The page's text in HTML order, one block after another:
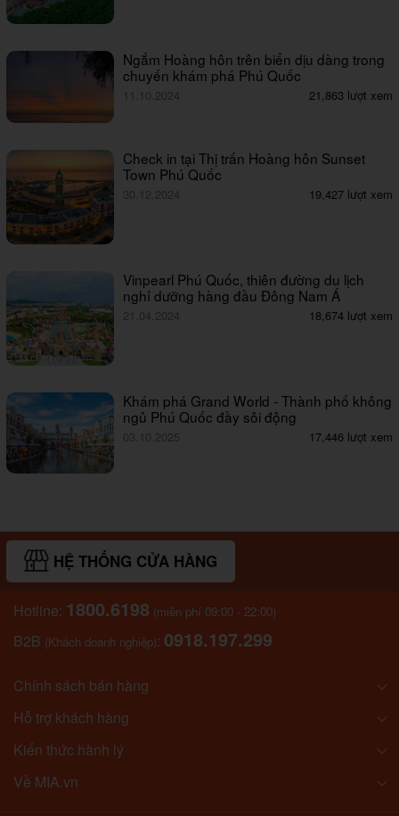
Ngắm Hoàng hôn trên biển dịu dàng trong
chuyến khám phá Phú Quốc
11.10.2024 21,863 lượt xem
Check in tại Thị trấn Hoàng hôn Sunset
Town Phú Quốc
30.12.2024 19,427 lượt xem
Vinpearl Phú Quốc, thiên đường du lịch
nghỉ dưỡng hàng đầu Đông Nam Á
21.04.2024 18,674 lượt xem
Khám phá Grand World - Thành phố không
ngủ Phú Quốc đầy sôi động
03.10.2025 17,446 lượt xem
HỆ THỐNG CỬA HÀNG
Hotline: 1800.6198 (miễn phí 09:00 - 22:00)
B2B (Khách doanh nghiệp): 0918.197.299
Chính sách bán hàng
Hỗ trợ khách hàng
Kiến thức hành lý
Về MIA.vn